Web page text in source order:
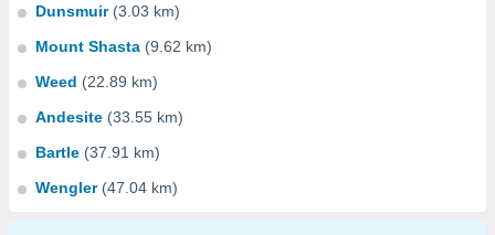
Dunsmuir (3.03 km)
Mount Shasta (9.62 km)
Weed (22.89 km)
Andesite (33.55 km)
Bartle (37.91 km)
Wengler (47.04 km)